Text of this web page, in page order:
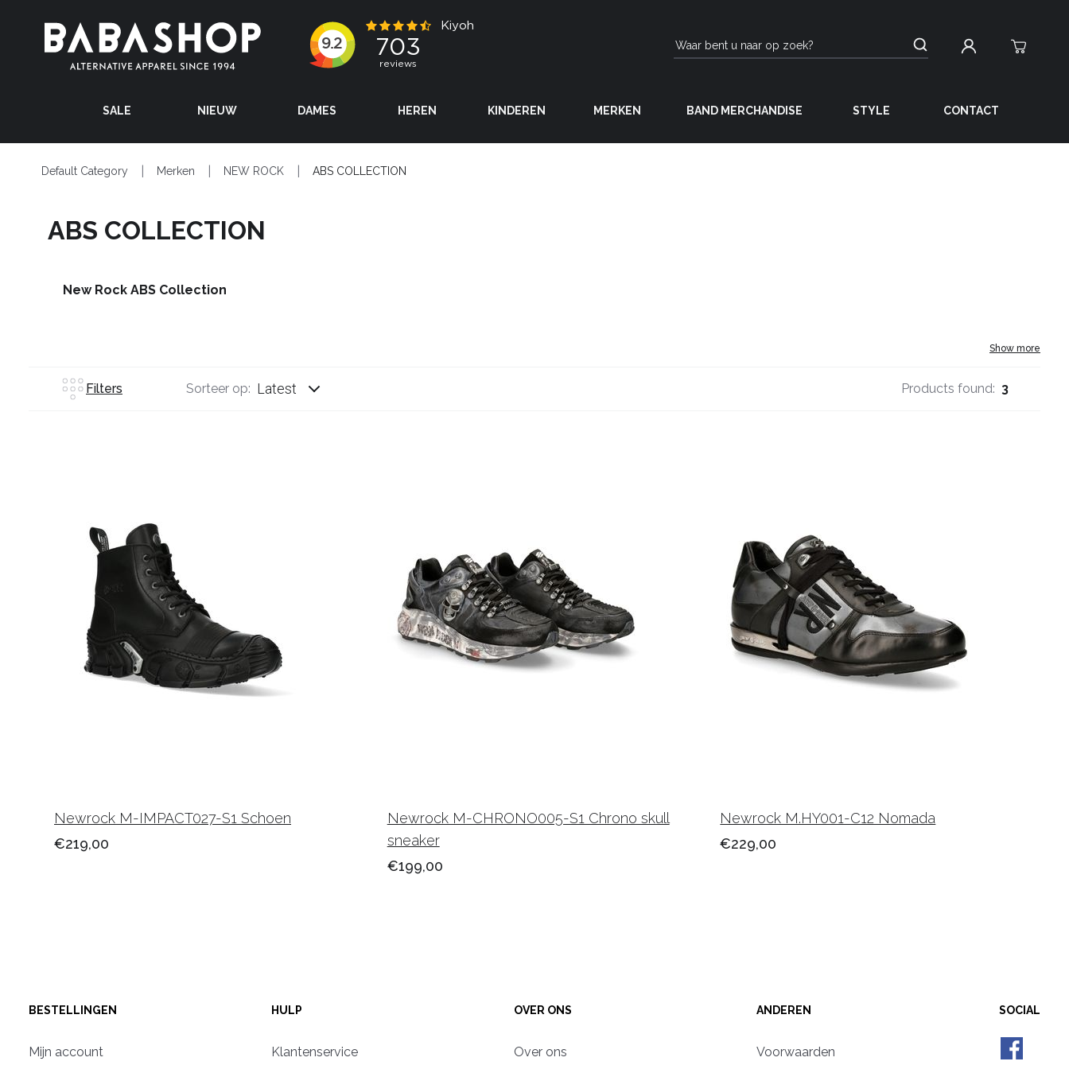
SALE NIEUW DAMES HEREN KINDEREN MERKEN BAND MERCHANDISE STYLE CONTACT
Default Category Merken NEW ROCK ABS COLLECTION
ABS COLLECTION
New Rock ABS Collection
Show more
Filters Sorteer op: Latest Products found: 3
Newrock M-IMPACT027-S1 Schoen
€219,00
Newrock M-CHRONO005-S1 Chrono skull
sneaker
€199,00
Newrock M.HY001-C12 Nomada
€229,00
BESTELLINGEN
Mijn account
HULP
Klantenservice
OVER ONS
Over ons
ANDEREN
Voorwaarden
SOCIAL